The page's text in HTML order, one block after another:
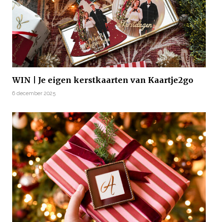
WIN | Je eigen kerstkaarten van Kaartje2go
6 december 2025